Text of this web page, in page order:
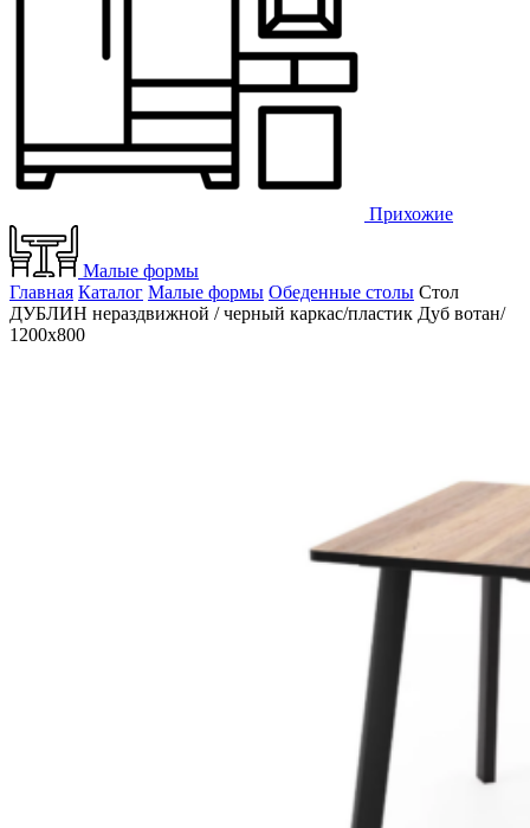
Прихожие
Малые формы
Главная Каталог Малые формы Обеденные столы Стол
ДУБЛИН нераздвижной / черный каркас/пластик Дуб вотан/
1200х800